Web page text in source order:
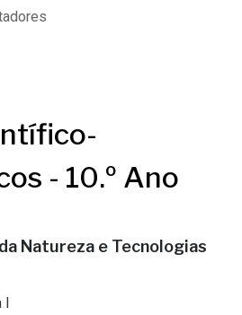
- 10.º Ano
Natureza e Tecnologias
I